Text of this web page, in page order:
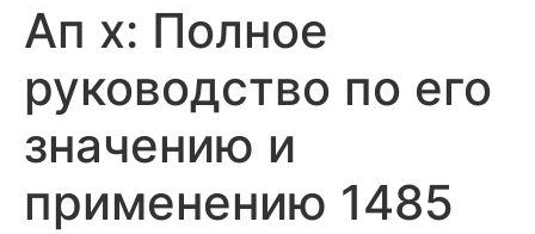
Ап х: Полное
руководство по его
значению и
применению 1485